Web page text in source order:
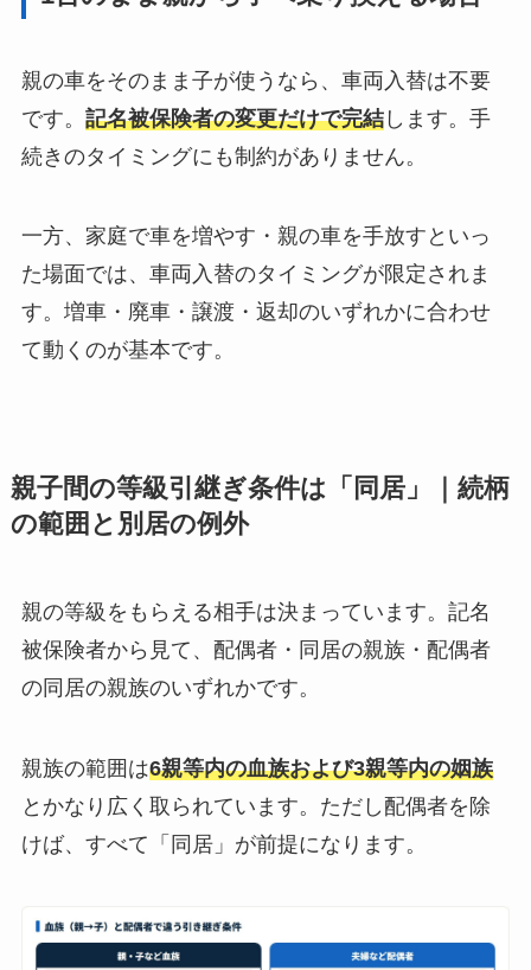
親の車をそのまま子が使うなら、車両入替は不要
です。 記名被保険者の変更だけで完結します。手
続きのタイミングにも制約がありません。
一方、家庭で車を増やす・親の車を手放すといっ
た場面では、車両入替のタイミングが限定されま
す。増車・廃車・譲渡・返却のいずれかに合わせ
て動くのが基本です。
親子間の等級引継ぎ条件は「同居」｜続柄
の範囲と別居の例外
親の等級をもらえる相手は決まっています。記名
被保険者から見て、配偶者・同居の親族・配偶者
の同居の親族のいずれかです。
親族の範囲は6親等内の血族および3親等内の姻族
とかなり広く取られています。ただし配偶者を除
けば、すべて「同居」が前提になります。